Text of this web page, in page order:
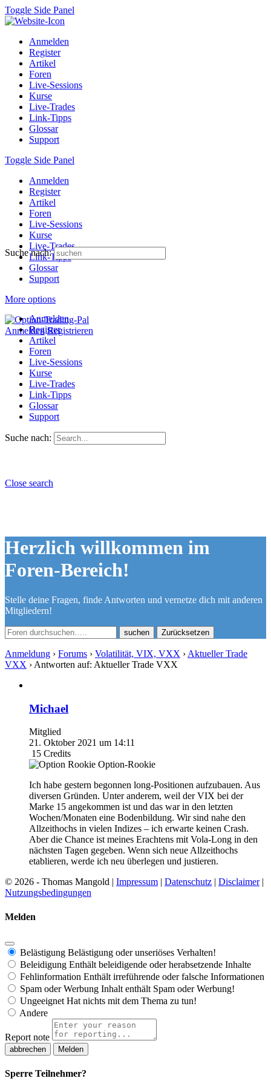
Toggle Side Panel
Anmelden
Register
Artikel
Foren
Live-Sessions
Kurse
Live-Trades
Link-Tipps
Glossar
Support
Toggle Side Panel
Anmelden
Register
Artikel
Foren
Live-Sessions
Kurse
Live-Trades
Link-Tipps
Glossar
Support
More options
Anmelden Registrieren
Suche nach:
Anmelden
Register
Artikel
Foren
Live-Sessions
Kurse
Live-Trades
Link-Tipps
Glossar
Support
Suche nach:
Close search
Herzlich willkommen im
Foren-Bereich!
Stelle deine Fragen, finde Antworten und vernetze dich mit anderen
Mitgliedern!
Zurücksetzen
Anmeldung › Forums › Volatilität, VIX, VXX › Aktueller Trade
VXX › Antworten auf: Aktueller Trade VXX
Michael
Mitglied
21. Oktober 2021 um 14:11
15 Credits
Option-Rookie
Ich habe gestern begonnen long-Positionen aufzubauen. Aus
diversen Gründen. Unter anderem, weil der VIX bei der
Marke 15 angekommen ist und das war in den letzten
Wochen/Monaten eine Bodenbildung. Wir sind nahe den
Allzeithochs in vielen Indizes – ich erwarte keinen Crash.
Aber die Chance ist meines Erachtens mit Vola-Long in den
nächsten Tagen gegeben. Wenn sich neue Allzeithochs
etablieren, werde ich neu überlegen und justieren.
© 2026 - Thomas Mangold | Impressum | Datenschutz | Disclaimer|
Nutzungsbedingungen
Melden
Belästigung Belästigung oder unseriöses Verhalten!
Beleidigung Enthält beleidigende oder herabsetzende Inhalte
Fehlinformation Enthält irreführende oder falsche Informationen
Spam oder Werbung Inhalt enthält Spam oder Werbung!
Ungeeignet Hat nichts mit dem Thema zu tun!
Andere
Report note
Melden
Sperre Teilnehmer?